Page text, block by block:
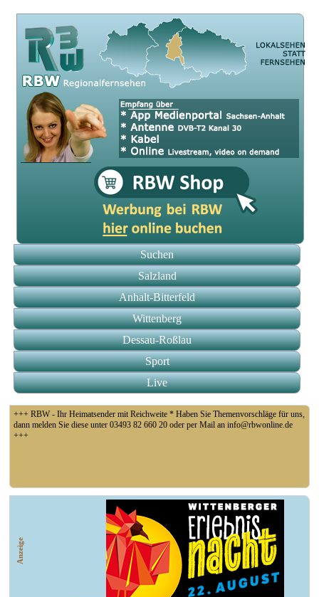
Suchen
Salzland
Anhalt-Bitterfeld
Wittenberg
Dessau-Roßlau
Sport
Live
+++ RBW - Ihr Heimatsender mit Reichweite * Haben Sie Themenvorschläge für uns,
dann melden Sie diese unter 03493 82 660 20 oder per Mail an info@rbwonline.de
+++
+++ Fußball Oberliga Süd 1. Spieltag: SG Union Sandersdorf - VfB 1921 Krieschow,
Anzeige